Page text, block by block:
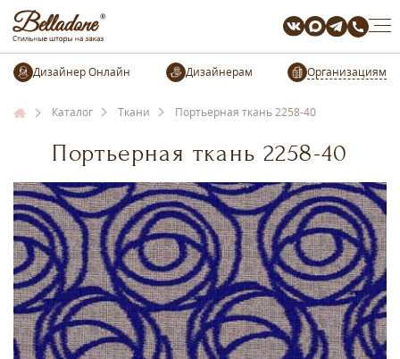
Организациям
Каталог Ткани Портьерная ткань 2258-40
Портьерная ткань 2258-40